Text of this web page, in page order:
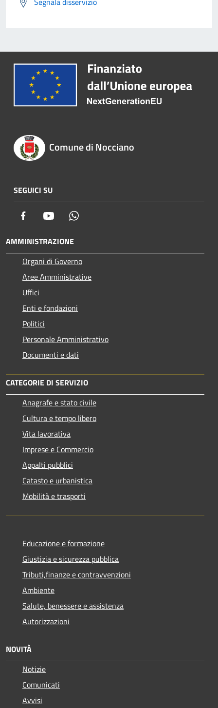
Comune di Nocciano
SEGUICI SU
Facebook Youtube
AMMINISTRAZIONE
Organi di Governo
Aree Amministrative
Uffici
Enti e fondazioni
Politici
Personale Amministrativo
Documenti e dati
CATEGORIE DI SERVIZIO
Anagrafe e stato civile
Cultura e tempo libero
Vita lavorativa
Imprese e Commercio
Appalti pubblici
Catasto e urbanistica
Mobilità e trasporti
Educazione e formazione
Giustizia e sicurezza pubblica
Tributi,finanze e contravvenzioni
Ambiente
Salute, benessere e assistenza
Autorizzazioni
NOVITÀ
Notizie
Comunicati
Avvisi